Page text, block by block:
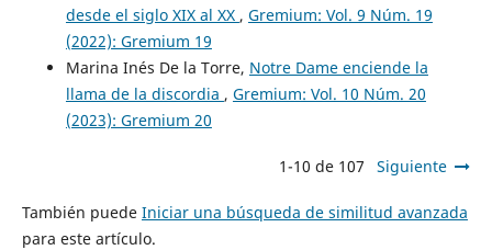
desde el siglo XIX al XX , Gremium: Vol. 9 Núm. 19
(2022): Gremium 19
Marina Inés De la Torre, Notre Dame enciende la
llama de la discordia , Gremium: Vol. 10 Núm. 20
(2023): Gremium 20
1-10 de 107 Siguiente
También puede Iniciar una búsqueda de similitud avanzada
para este artículo.